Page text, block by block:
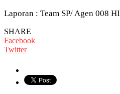
Laporan : Team SP/ Agen 008 HI
SHARE
Facebook
Twitter